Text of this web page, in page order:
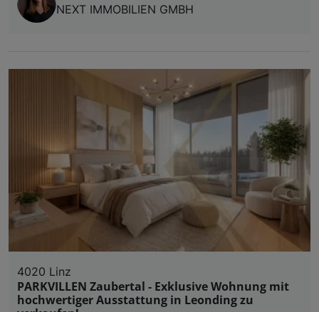
NEXT IMMOBILIEN GMBH
4020 Linz
PARKVILLEN Zaubertal - Exklusive Wohnung mit
hochwertiger Ausstattung in Leonding zu